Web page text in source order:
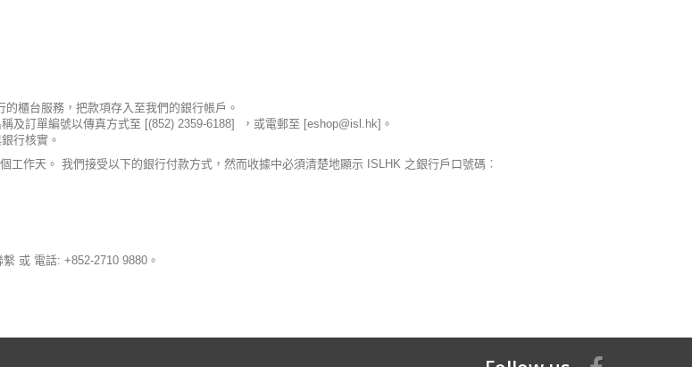
櫃台服務，把款項存入至我們的銀行帳戶。
及訂單編號以傳真方式至 [(852) 2359-6188] ，或電郵至 [eshop@isl.hk]。
行核實。
工作天。 我們接受以下的銀行付款方式，然而收據中必須清楚地顯示 ISLHK 之銀行戶口號碼︰
繫 或 電話: +852-2710 9880。